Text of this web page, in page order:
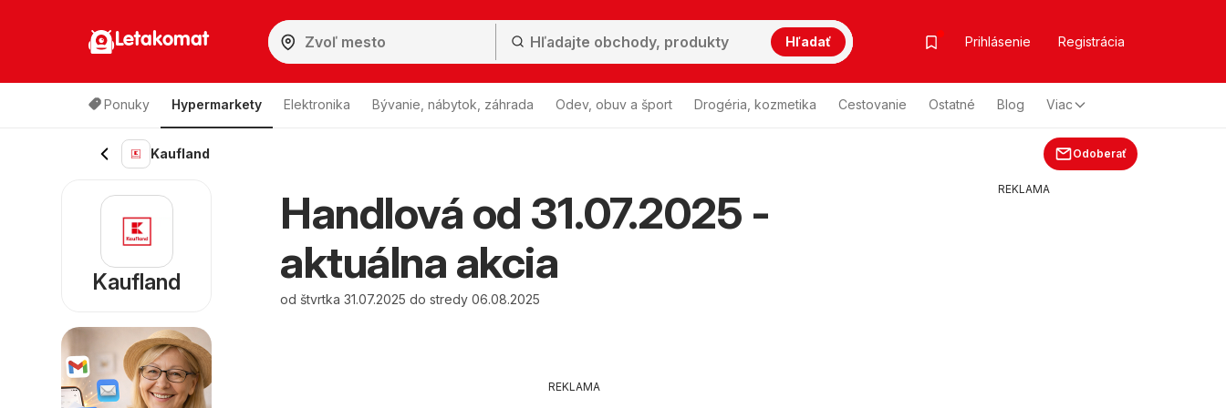
Letakomat Hľadať Prihlásenie Registrácia
Ponuky Hypermarkety Elektronika Bývanie, nábytok, záhrada Odev, obuv a šport Drogéria, kozmetika Cestovanie Ostatné Blog Viac
Kaufland Odoberať
Handlová od 31.07.2025 -
aktuálna akcia
od štvrtka 31.07.2025 do stredy 06.08.2025
REKLAMA
Kaufland
REKLAMA